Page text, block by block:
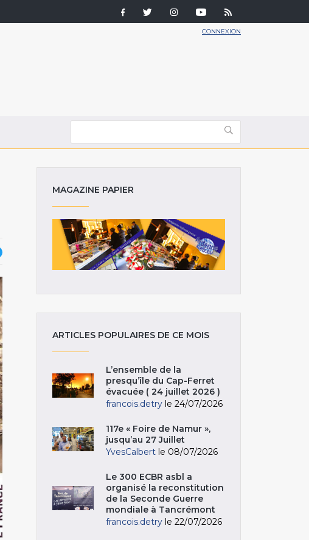
CONNEXION
MAGAZINE PAPIER
ARTICLES POPULAIRES DE CE MOIS
L’ensemble de la
presqu’île du Cap-Ferret
évacuée ( 24 juillet 2026 )
francois.detry le 24/07/2026
117e « Foire de Namur »,
jusqu’au 27 Juillet
YvesCalbert le 08/07/2026
Le 300 ECBR asbl a
organisé la reconstitution
de la Seconde Guerre
mondiale à Tancrémont
francois.detry le 22/07/2026